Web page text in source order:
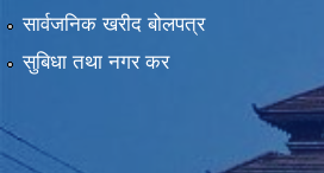
सार्वजनिक खरीद बोलपत्र
सुबिधा तथा नगर कर